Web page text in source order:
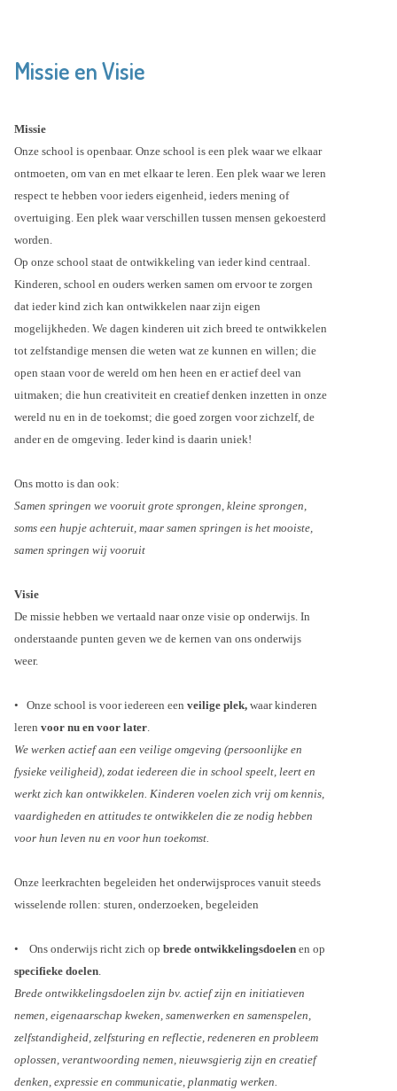
Missie en Visie
Missie
Onze school is openbaar. Onze school is een plek waar we elkaar
ontmoeten, om van en met elkaar te leren. Een plek waar we leren
respect te hebben voor ieders eigenheid, ieders mening of
overtuiging. Een plek waar verschillen tussen mensen gekoesterd
worden.
Op onze school staat de ontwikkeling van ieder kind centraal.
Kinderen, school en ouders werken samen om ervoor te zorgen
dat ieder kind zich kan ontwikkelen naar zijn eigen
mogelijkheden. We dagen kinderen uit zich breed te ontwikkelen
tot zelfstandige mensen die weten wat ze kunnen en willen; die
open staan voor de wereld om hen heen en er actief deel van
uitmaken; die hun creativiteit en creatief denken inzetten in onze
wereld nu en in de toekomst; die goed zorgen voor zichzelf, de
ander en de omgeving. Ieder kind is daarin uniek!
Ons motto is dan ook:
Samen springen we vooruit grote sprongen, kleine sprongen,
soms een hupje achteruit, maar samen springen is het mooiste,
samen springen wij vooruit
Visie
De missie hebben we vertaald naar onze visie op onderwijs. In
onderstaande punten geven we de kernen van ons onderwijs
weer.
• Onze school is voor iedereen een veilige plek, waar kinderen
leren voor nu en voor later.
We werken actief aan een veilige omgeving (persoonlijke en
fysieke veiligheid), zodat iedereen die in school speelt, leert en
werkt zich kan ontwikkelen. Kinderen voelen zich vrij om kennis,
vaardigheden en attitudes te ontwikkelen die ze nodig hebben
voor hun leven nu en voor hun toekomst.
Onze leerkrachten begeleiden het onderwijsproces vanuit steeds
wisselende rollen: sturen, onderzoeken, begeleiden
• Ons onderwijs richt zich op brede ontwikkelingsdoelen en op
specifieke doelen.
Brede ontwikkelingsdoelen zijn bv. actief zijn en initiatieven
nemen, eigenaarschap kweken, samenwerken en samenspelen,
zelfstandigheid, zelfsturing en reflectie, redeneren en probleem
oplossen, verantwoording nemen, nieuwsgierig zijn en creatief
denken, expressie en communicatie, planmatig werken.